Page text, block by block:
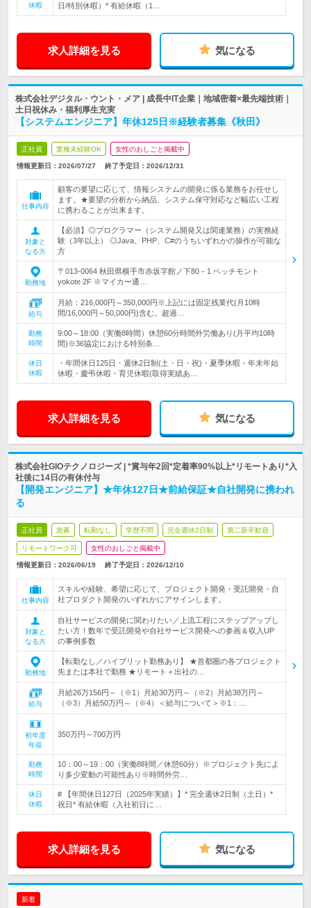
休暇 日/特別休暇）* 有給休暇（1…
求人詳細を見る 気になる
株式会社デジタル・ウント・メア | 成長中IT企業｜地域密着×最先端技術｜
土日祝休み・福利厚生充実
【システムエンジニア】年休125日※経験者募集《秋田》
正社員 業種未経験OK 女性のおしごと掲載中
情報更新日：2026/07/27 終了予定日： 2026/12/31
仕事内容
顧客の要望に応じて、情報システムの開発に係る業務をお任せし
ます。★要望の分析から納品、システム保守対応など幅広い工程
に携わることが出来ます。
対象と
なる方
【必須】◎プログラマー（システム開発又は関連業務）の実務経
験（3年以上） ◎Java、PHP、C#のうちいずれかの操作が可能な
方
勤務地
〒013-0064 秋田県横手市赤坂字館ノ下80－1 ベッチモント
yokote 2F ※マイカー通…
給与
月給：216,000円～350,000円※上記には固定残業代(月10時
間/16,000円～50,000円)含む。超過…
勤務
時間
9:00～18:00（実働8時間）休憩60分時間外労働あり(月平均10時
間)※36協定における特別条…
休日
休暇
・年間休日125日・週休2日制(土・日・祝)・夏季休暇・年末年始
休暇・慶弔休暇・育児休暇(取得実績あ…
求人詳細を見る 気になる
株式会社GIOテクノロジーズ | *賞与年2回*定着率90%以上*リモートあり*入
社後に14日の有休付与
【開発エンジニア】★年休127日★前給保証★自社開発に携われ
る
正社員 急募 転勤なし 学歴不問 完全週休2日制 第二新卒歓迎
リモートワーク可 女性のおしごと掲載中
情報更新日：2026/06/19 終了予定日： 2026/12/10
仕事内容
スキルや経験、希望に応じて、プロジェクト開発・受託開発・自
社プロダクト開発のいずれかにアサインします。
対象と
なる方
自社サービスの開発に関わりたい／上流工程にステップアップし
たい方！数年で受託開発や自社サービス開発への参画＆収入UP
の事例多数
勤務地
【転勤なし／ハイブリット勤務あり】 ★首都圏の各プロジェクト
先または本社で勤務 ★リモート＋出社の…
給与
月給26万156円～（※1）月給30万円～（※2）月給38万円～
（※3）月給50万円～（※4）＜給与について＞※1：…
初年度
年収
350万円～700万円
勤務
時間
10：00～19：00（実働8時間／休憩60分）※プロジェクト先によ
り多少変動の可能性あり※時間外労…
休日
休暇
# 【年間休日127日（2025年実績）】* 完全週休2日制（土日）*
祝日* 有給休暇（入社初日に…
求人詳細を見る 気になる
新着